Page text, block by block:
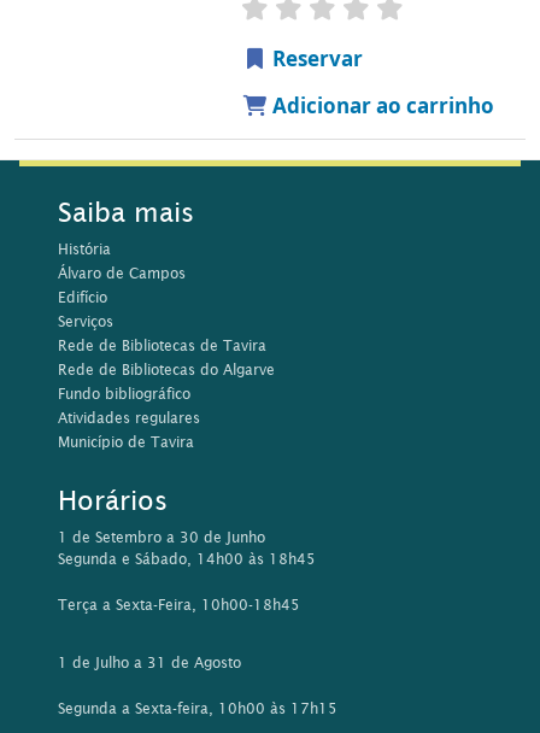
Reservar
Adicionar ao carrinho
Saiba mais
História
Álvaro de Campos
Edifício
Serviços
Rede de Bibliotecas de Tavira
Rede de Bibliotecas do Algarve
Fundo bibliográfico
Atividades regulares
Município de Tavira
Horários
1 de Setembro a 30 de Junho
Segunda e Sábado, 14h00 às 18h45
Terça a Sexta-Feira, 10h00-18h45
1 de Julho a 31 de Agosto
Segunda a Sexta-feira, 10h00 às 17h15